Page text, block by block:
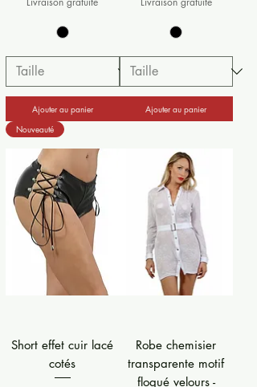
Ajouter au panier
Ajouter au panier
Nouveauté
Short effet cuir lacé
cotés
Robe chemisier
transparente motif
floqué velours -